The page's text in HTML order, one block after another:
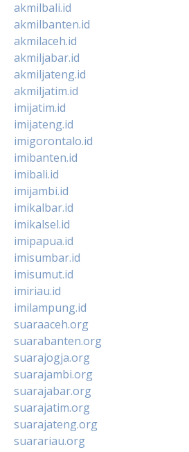
akmilbali.id
akmilbanten.id
akmilaceh.id
akmiljabar.id
akmiljateng.id
akmiljatim.id
imijatim.id
imijateng.id
imigorontalo.id
imibanten.id
imibali.id
imijambi.id
imikalbar.id
imikalsel.id
imipapua.id
imisumbar.id
imisumut.id
imiriau.id
imilampung.id
suaraaceh.org
suarabanten.org
suarajogja.org
suarajambi.org
suarajabar.org
suarajatim.org
suarajateng.org
suarariau.org